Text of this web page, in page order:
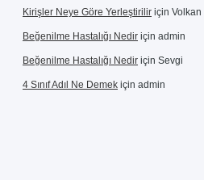
Kirişler Neye Göre Yerleştirilir için Volkan
Beğenilme Hastalığı Nedir için admin
Beğenilme Hastalığı Nedir için Sevgi
4 Sınıf Adıl Ne Demek için admin